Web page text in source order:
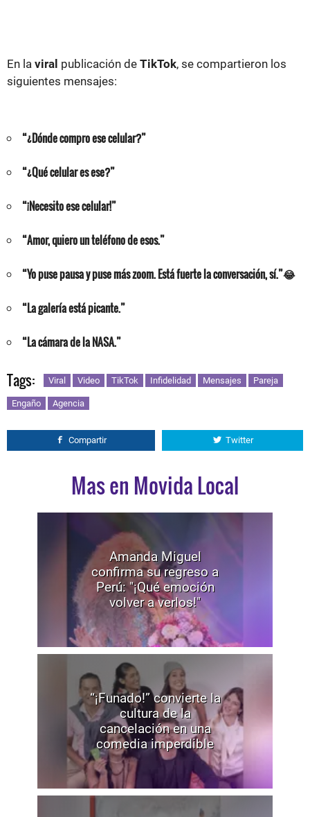
En la viral publicación de TikTok, se compartieron los
siguientes mensajes:
“¿Dónde compro ese celular?”
“¿Qué celular es ese?”
“¡Necesito ese celular!”
“Amor, quiero un teléfono de esos.”
“Yo puse pausa y puse más zoom. Está fuerte la conversación, sí.”😂
“La galería está picante.”
“La cámara de la NASA.”
Tags: Viral Video TikTok Infidelidad Mensajes Pareja
Engaño Agencia
Compartir Twitter
Mas en Movida Local
Amanda Miguel
confirma su regreso a
Perú: "¡Qué emoción
volver a verlos!"
“¡Funado!” convierte la
cultura de la
cancelación en una
comedia imperdible